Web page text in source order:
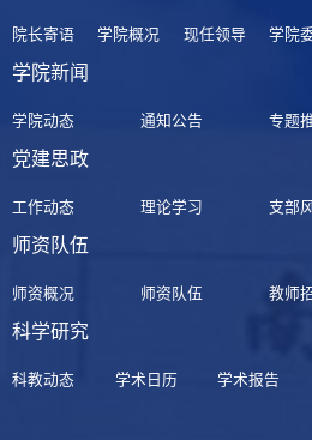
院长寄语 学院概况 现任领导 学院
学院新闻
学院动态 通知公告 专题
党建思政
工作动态 理论学习 支部
师资队伍
师资概况 师资队伍 教师
科学研究
科教动态 学术日历 学术报告